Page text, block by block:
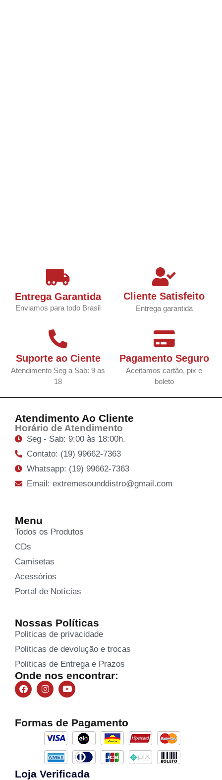
Entrega Garantida
Enviamos para todo Brasil
Cliente Satisfeito
Entrega garantida
Suporte ao Ciente
Atendimento Seg a Sab: 9 as
18
Pagamento Seguro
Aceitamos cartão, pix e
boleto
Atendimento Ao Cliente
Horário de Atendimento
Seg - Sab: 9:00 às 18:00h.
Contato: (19) 99662-7363
Whatsapp: (19) 99662-7363
Email: extremesounddistro@gmail.com
Menu
Todos os Produtos
CDs
Camisetas
Acessórios
Portal de Notícias
Nossas Políticas
Politicas de privacidade
Politicas de devolução e trocas
Politicas de Entrega e Prazos
Onde nos encontrar:
Formas de Pagamento
Loja Verificada